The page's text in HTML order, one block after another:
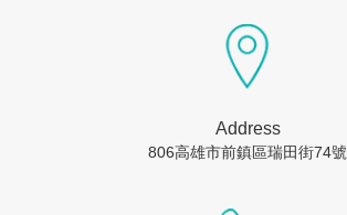
Address
806高雄市前鎮區瑞田街74號